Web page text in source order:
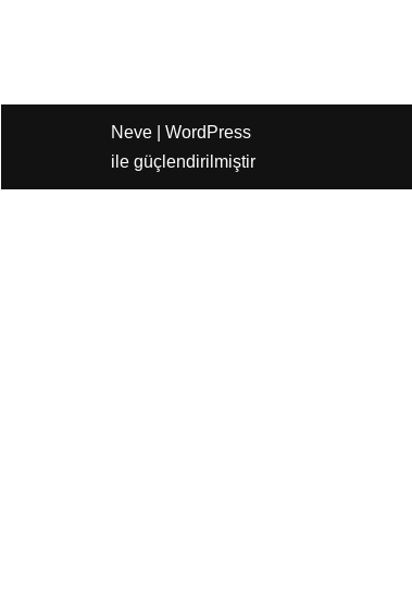
Neve
WordPress
ile güçlendirilmiştir